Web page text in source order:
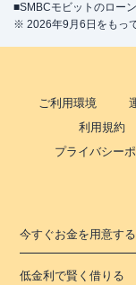
■SMBCモビットのロー
※ 2026年9月6日をもっ
ご利用環境
利用規約
プライバシー
今すぐお金を用意する
低金利で賢く借りる